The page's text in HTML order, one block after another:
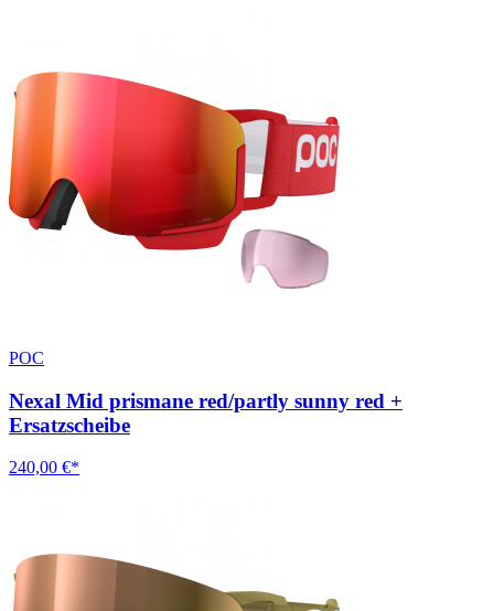
POC
Nexal Mid prismane red/partly sunny red +
Ersatzscheibe
240,00 €*